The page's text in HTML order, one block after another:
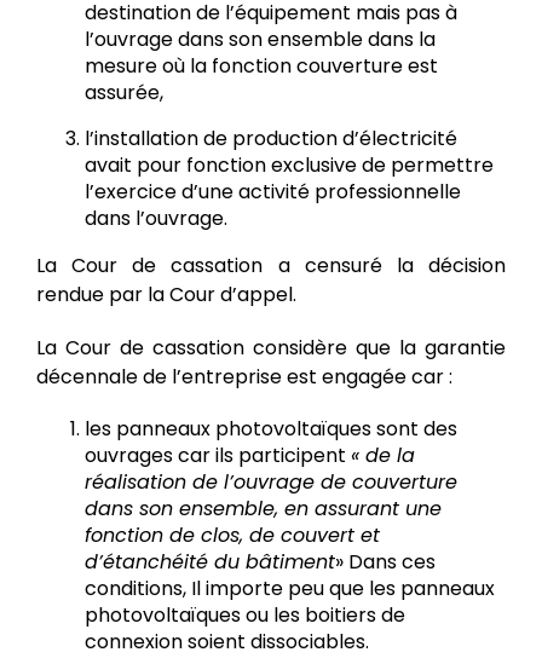
destination de l’équipement mais pas à
l’ouvrage dans son ensemble dans la
mesure où la fonction couverture est
assurée,
l’installation de production d’électricité
avait pour fonction exclusive de permettre
l’exercice d’une activité professionnelle
dans l’ouvrage.
La Cour de cassation a censuré la décision
rendue par la Cour d’appel.
La Cour de cassation considère que la garantie
décennale de l’entreprise est engagée car :
les panneaux photovoltaïques sont des
ouvrages car ils participent « de la
réalisation de l’ouvrage de couverture
dans son ensemble, en assurant une
fonction de clos, de couvert et
d’étanchéité du bâtiment» Dans ces
conditions, Il importe peu que les panneaux
photovoltaïques ou les boitiers de
connexion soient dissociables.